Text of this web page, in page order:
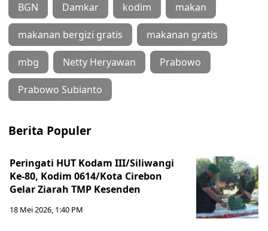
BGN Damkar kodim makan
makanan bergizi gratis makanan gratis
mbg Netty Heryawan Prabowo
Prabowo Subianto
Berita Populer
Peringati HUT Kodam III/Siliwangi
Ke-80, Kodim 0614/Kota Cirebon
Gelar Ziarah TMP Kesenden
18 Mei 2026, 1:40 PM